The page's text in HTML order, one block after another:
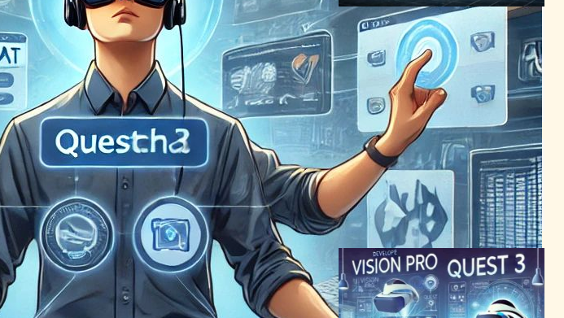
VR/ARの未来を塗り替える
Meta Quest 3とApple
Vision Pro、マルチタスク性
能が革新的に進化
VR/ARニュース
2024年7月16日4:01
Quest 3専用ゲーム発表！
MetaがVR体験を革新、性能
大幅向上
VR/ARニュース
2024年5月5日21:01